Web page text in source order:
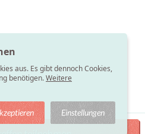
aus. Es gibt dennoch Cookies,
benötigen.Weitere
Einstellungen